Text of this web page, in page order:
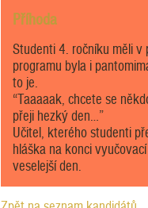
Příhoda
Studenti 4. ročníku měli v
programu byla i
to je.
“Taaaaak, chcete se
přeji hezký den…”
Učitel, kterého studenti
hláška na konci
veselejší den.